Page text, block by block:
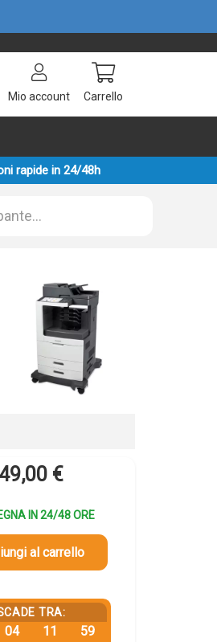
Mio account Carrello
rapide in 24/48h
49,00 €
IN 24/48 ORE
al carrello
TRA:
04 11 58